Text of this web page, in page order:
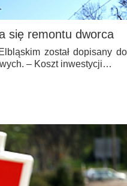
się remontu dworca
został dopisany do
– Koszt inwestycji…